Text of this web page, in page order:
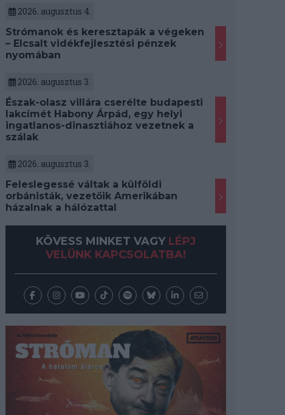
2026. augusztus 4.
Strómanok és keresztapák a végeken
– Elcsalt vidékfejlesztési pénzek
nyomában
2026. augusztus 3.
Észak-olasz villára cserélte budapesti
lakcímét Habony Árpád, egy helyi
ingatlanos-dinasztiához vezetnek a
szálak
2026. augusztus 3.
Feleslegessé váltak a külföldi
orbánisták, vezetőik Amerikában
házalnak a hálózattal
KÖVESS MINKET VAGY LÉPJ
VELÜNK KAPCSOLATBA!